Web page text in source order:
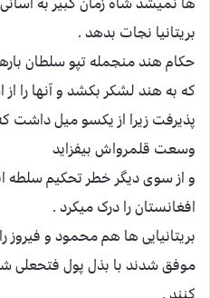
بریتانیا نجات بدهد .
حکام هند منجمله تپو سلطان
که به هند لشکر بکشد و آنها را از
پذیرفت زیرا از یکسو میل داشت
وسعت قلمرواش بیفزاید
و از سوی دیگر خطر تحکیم سلطه
افغانستان را درک میکرد .
بریتانیایی ها هم محمود و فیروز
موفق شدند با بذل پول فتحعلی